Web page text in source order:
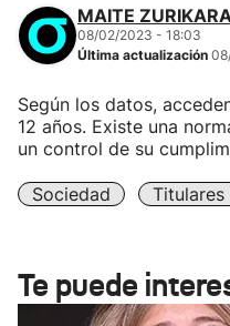
MAITE
08/02/2023 - 18:03
Última actualización
Según los datos,
12 años. Existe una
un control de su
Sociedad Titulares
Te puede